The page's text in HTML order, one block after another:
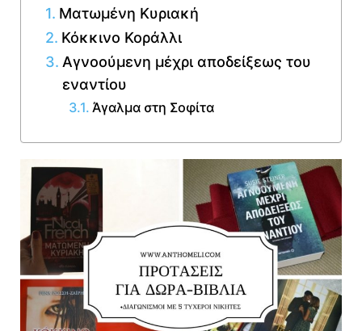
Ματωμένη Κυριακή
Κόκκινο Κοράλλι
Αγνοούμενη μέχρι αποδείξεως του
εναντίου
Άγαλμα στη Σοφίτα